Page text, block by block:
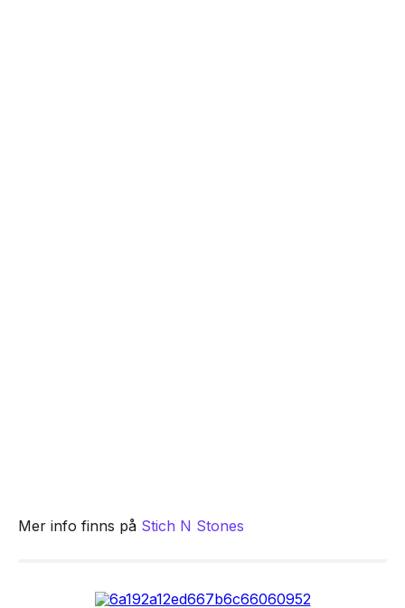
Mer info finns på Stich N Stones